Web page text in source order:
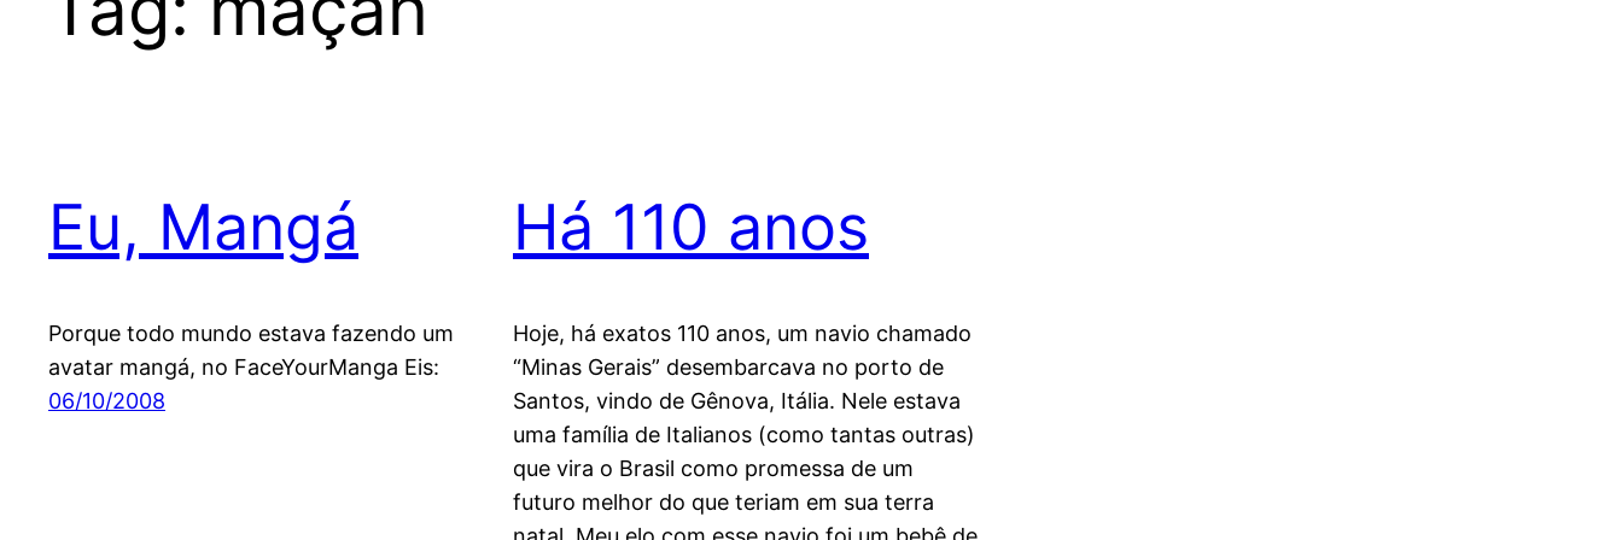
Eu, Mangá
Porque todo mundo estava fazendo um
avatar mangá, no FaceYourManga Eis:
06/10/2008
Há 110 anos
Hoje, há exatos 110 anos, um navio chamado
“Minas Gerais” desembarcava no porto de
Santos, vindo de Gênova, Itália. Nele estava
uma família de Italianos (como tantas outras)
que vira o Brasil como promessa de um
futuro melhor do que teriam em sua terra